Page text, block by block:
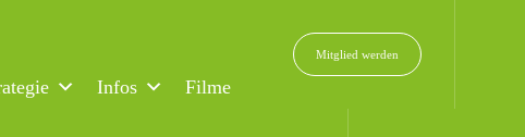
Infos
Filme
Mitglied werden